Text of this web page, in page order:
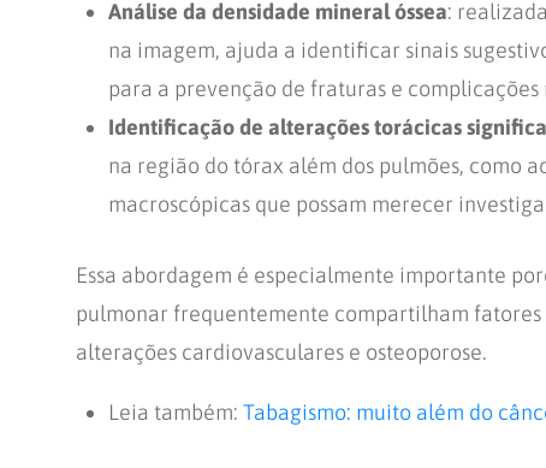
Análise da densidade mineral óssea:
na imagem, ajuda a identificar sinais
para a prevenção de fraturas e
Identificação de alterações torácicas
na região do tórax além dos pulmões, como
macroscópicas que possam merecer
Essa abordagem é especialmente importante
pulmonar frequentemente compartilham fatores
alterações cardiovasculares e osteoporose.
Leia também: Tabagismo: muito além do